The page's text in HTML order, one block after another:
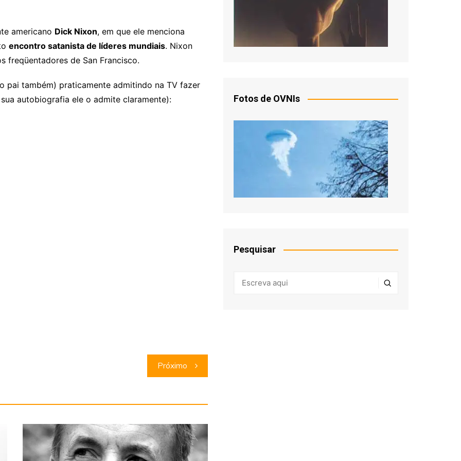
americano Dick Nixon, em que ele menciona
encontro satanista de líderes mundiais. Nixon
freqüentadores de San Francisco.
pai também) praticamente admitindo na TV fazer
autobiografia ele o admite claramente):
Próximo
Fotos de OVNIs
Pesquisar